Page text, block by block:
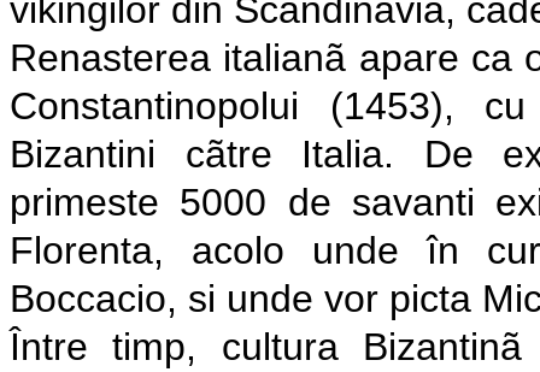
vikingilor din Scandinavia,
Renasterea italianã apare ca
Constantinopolui (1453),
Bizantini cãtre Italia. De
primeste 5000 de savanti
Florenta, acolo unde în
Boccacio, si unde vor picta
Între timp, cultura